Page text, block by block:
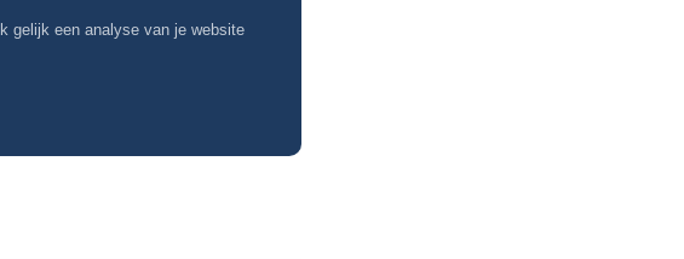
gelijk een analyse van je website